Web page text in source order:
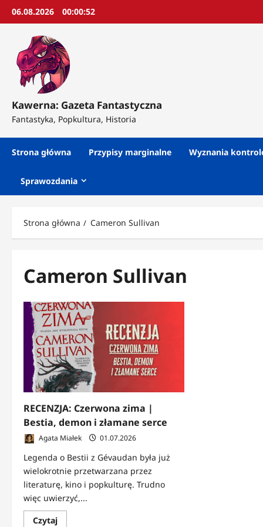
Przejdź
06.08.2026 00:00:54
Kawerna: Gazeta Fantastyczna
Fantastyka, Popkultura, Historia
Strona główna Przypisy marginalne Wyznania
Sprawozdania
Strona główna Cameron Sullivan
Cameron Sullivan
RECENZJA: Czerwona zima |
Bestia, demon i złamane serce
Agata Miałek 01.07.2026
Legenda o Bestii z Gévaudan była już
wielokrotnie przetwarzana przez
literaturę, kino i popkulturę. Trudno
więc uwierzyć,...
CzytajDowiedz